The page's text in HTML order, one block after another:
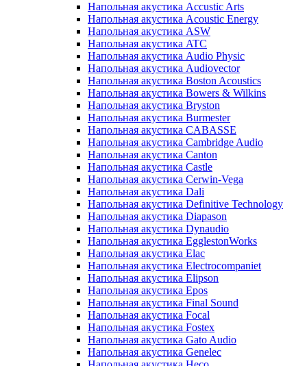
Напольная акустика Accustic Arts
Напольная акустика Acoustic Energy
Напольная акустика ASW
Напольная акустика ATC
Напольная акустика Audio Physic
Напольная акустика Audiovector
Напольная акустика Boston Acoustics
Напольная акустика Bowers & Wilkins
Напольная акустика Bryston
Напольная акустика Burmester
Напольная акустика CABASSE
Напольная акустика Cambridge Audio
Напольная акустика Canton
Напольная акустика Castle
Напольная акустика Cerwin-Vega
Напольная акустика Dali
Напольная акустика Definitive Technology
Напольная акустика Diapason
Напольная акустика Dynaudio
Напольная акустика EgglestonWorks
Напольная акустика Elac
Напольная акустика Electrocompaniet
Напольная акустика Elipson
Напольная акустика Epos
Напольная акустика Final Sound
Напольная акустика Focal
Напольная акустика Fostex
Напольная акустика Gato Audio
Напольная акустика Genelec